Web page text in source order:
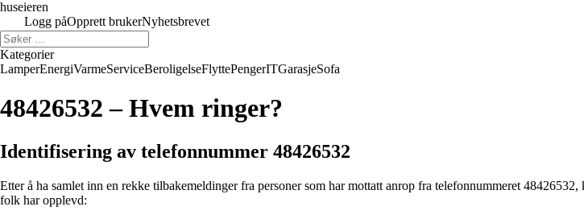
huseieren
Logg påOpprett brukerNyhetsbrevet
Kategorier
LamperEnergiVarmeServiceBeroligelseFlyttePengerITGarasjeSofa
48426532 – Hvem ringer?
Identifisering av telefonnummer 48426532
Etter å ha samlet inn en rekke tilbakemeldinger fra personer som har mottatt anrop fra telefonnummeret
folk har opplevd: